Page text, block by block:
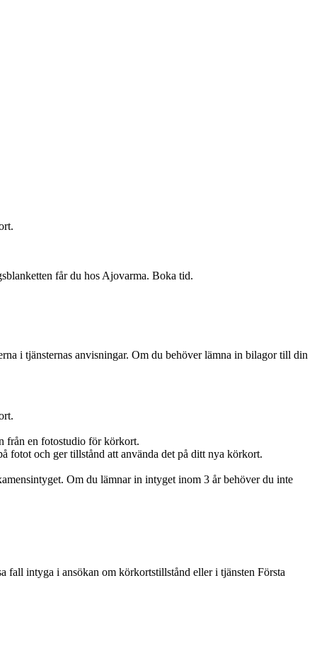
får du hos Ajovarma. Boka tid.
i tjänsternas anvisningar. Om du behöver lämna in bilagor till din
från en fotostudio för körkort.
fotot och ger tillstånd att använda det på ditt nya körkort.
Om du lämnar in intyget inom 3 år behöver du inte
intyga i ansökan om körkortstillstånd eller i tjänsten Första